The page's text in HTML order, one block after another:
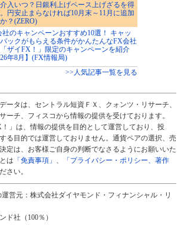
入いつ？日銀利上げペース上げざるを得
円安止まらなければ10月末～11月に追加
？(ZERO)
社のキャンペーンおすすめ10選！ キャッ
ックがもらえる条件がかんたんなFX会社
ザイFX！」限定のキャンペーンを紹介
年8月】(FX情報局)
>>人気記事一覧を見る
ータは、セントラル短資ＦＸ、クォンツ・リサーチ、
ーチ、フィスコから情報の提供を受けております。
」は、情報の提供を目的として運営しており、投
る目的では運営しておりません。通貨ペアの選択、売
定は、お客様ご自身の判断でなさるようにお願いいた
は 「免責事項」 、
「プライバシー・ポリシー、著作
さい。
営元：株式会社ダイヤモンド・フィナンシャル・リ
ド社（100％）